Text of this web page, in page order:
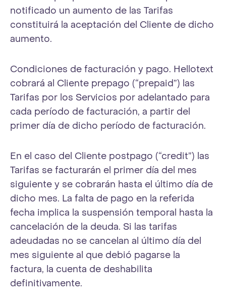
notificado un aumento de las Tarifas
constituirá la aceptación del Cliente de dicho
aumento.
Condiciones de facturación y pago. Hellotext
cobrará al Cliente prepago (“prepaid”) las
Tarifas por los Servicios por adelantado para
cada período de facturación, a partir del
primer día de dicho período de facturación.
En el caso del Cliente postpago (“credit”) las
Tarifas se facturarán el primer día del mes
siguiente y se cobrarán hasta el último día de
dicho mes. La falta de pago en la referida
fecha implica la suspensión temporal hasta la
cancelación de la deuda. Si las tarifas
adeudadas no se cancelan al último día del
mes siguiente al que debió pagarse la
factura, la cuenta de deshabilita
definitivamente.